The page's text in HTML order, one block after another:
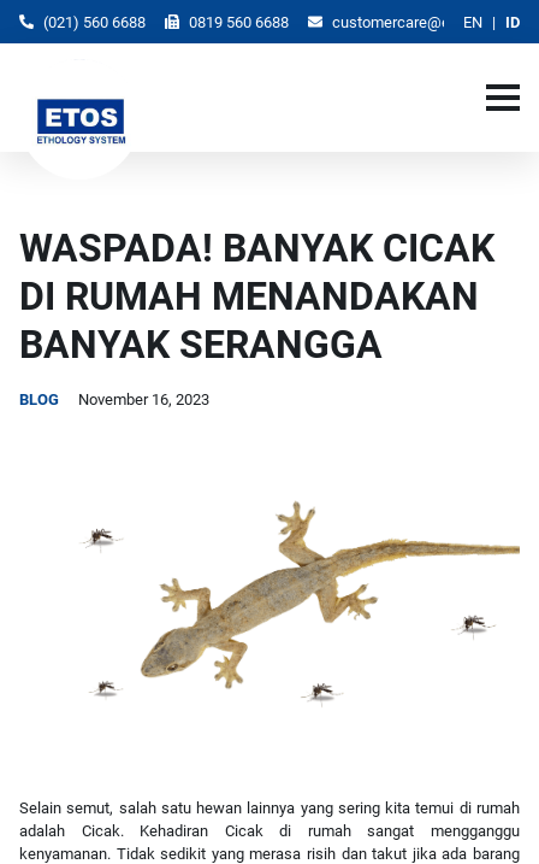
(021) 560 6688 0819 560 6688 customercare@etos.co.id
EN ID
WASPADA! BANYAK CICAK
DI RUMAH MENANDAKAN
BANYAK SERANGGA
BLOG November 16, 2023
Selain semut, salah satu hewan lainnya yang sering kita temui di rumah
adalah Cicak. Kehadiran Cicak di rumah sangat mengganggu
kenyamanan. Tidak sedikit yang merasa risih dan takut jika ada barang